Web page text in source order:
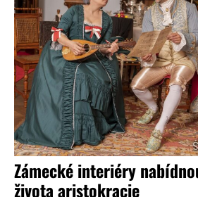
Zámecké interiéry
života aristokracie